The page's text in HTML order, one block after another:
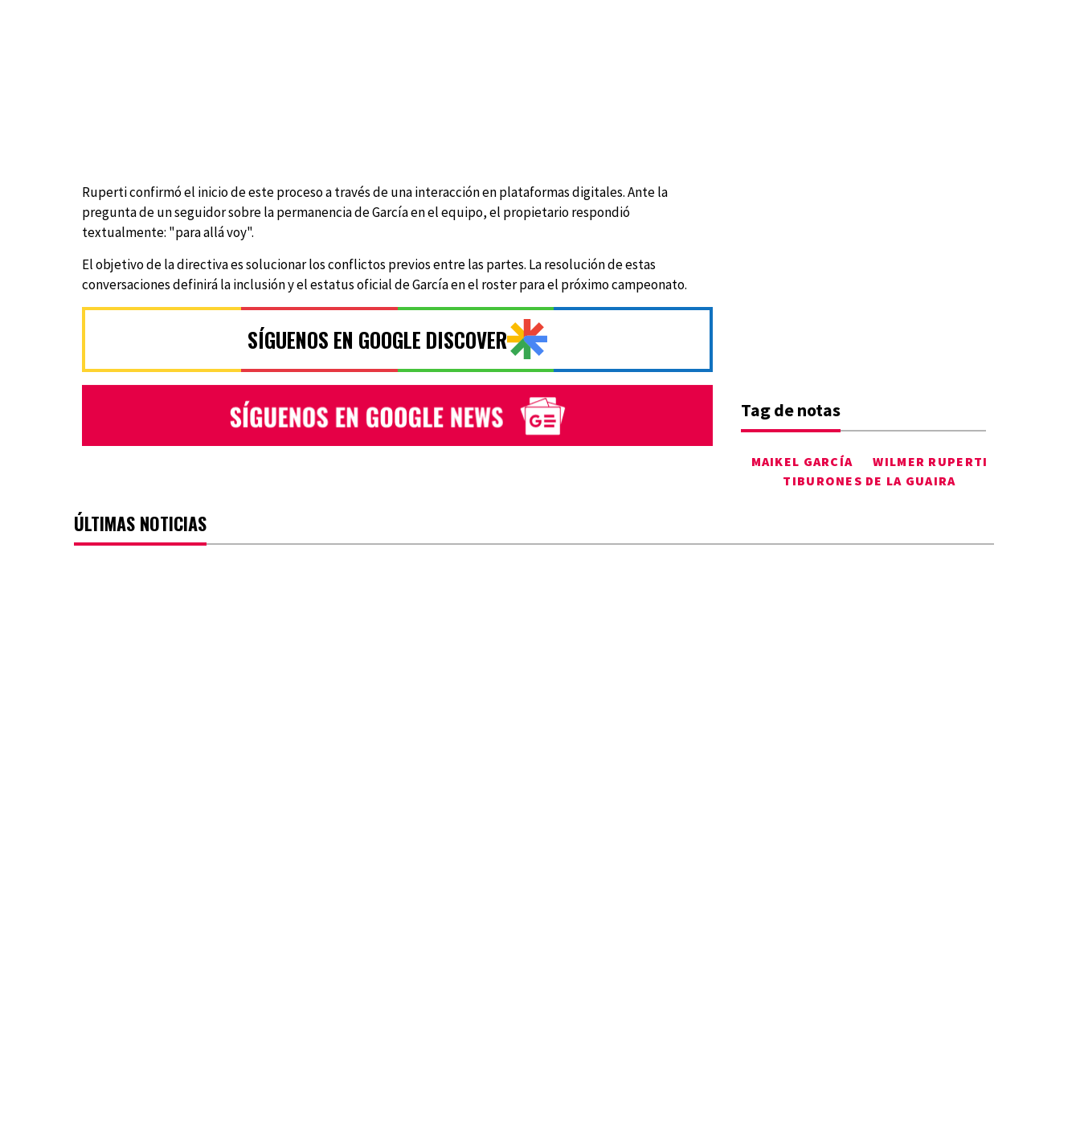
Ruperti confirmó el inicio de este proceso a través de una interacción en plataformas digitales. Ante la
pregunta de un seguidor sobre la permanencia de García en el equipo, el propietario respondió
textualmente: "para allá voy".
El objetivo de la directiva es solucionar los conflictos previos entre las partes. La resolución de estas
conversaciones definirá la inclusión y el estatus oficial de García en el roster para el próximo campeonato.
SÍGUENOS EN GOOGLE DISCOVER
Tag de notas
MAIKEL GARCÍA
WILMER RUPERTI
TIBURONES DE LA GUAIRA
ÚLTIMAS NOTICIAS